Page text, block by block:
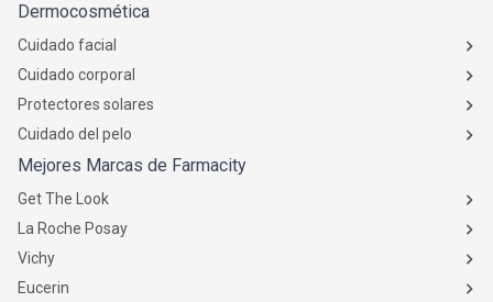
Dermocosmética
Cuidado facial
Cuidado corporal
Protectores solares
Cuidado del pelo
Mejores Marcas de Farmacity
Get The Look
La Roche Posay
Vichy
Eucerin